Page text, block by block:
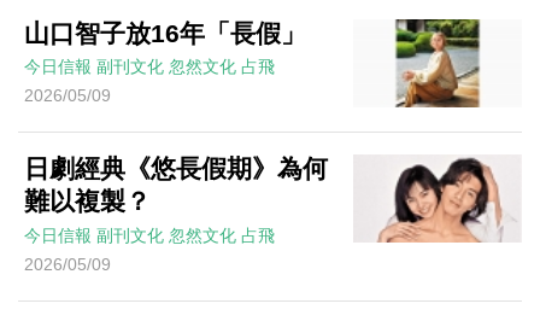
山口智子放16年「長假」
今日信報 副刊文化 忽然文化 占飛
2026/05/09
日劇經典《悠長假期》為何
難以複製？
今日信報 副刊文化 忽然文化 占飛
2026/05/09